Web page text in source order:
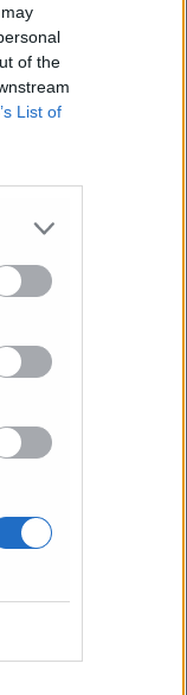
of the
List of